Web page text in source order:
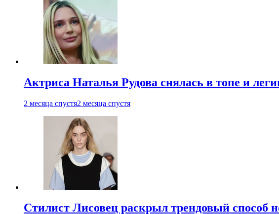
Актриса Наталья Рудова снялась в топе и
2 месяца спустя2 месяца спустя
Стилист Лисовец раскрыл трендовый способ